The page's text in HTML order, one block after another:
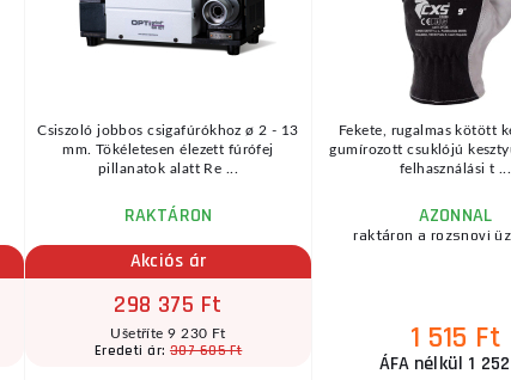
Csiszoló jobbos csigafúrókhoz ø 2 - 13
mm. Tökéletesen élezett fúrófej
pillanatok alatt Re ...
RAKTÁRON
Akciós ár
298 375 Ft
Ušetříte 9 230 Ft
Eredeti ár: 307 605 Ft
Fekete, rugalmas kötött
gumírozott csuklójú
felhasználási t ...
AZONNAL
raktáron a rozsnovi
1 515 Ft
ÁFA nélkül 1